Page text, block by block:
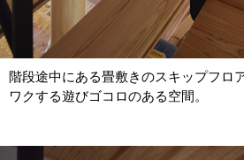
階段途中にある畳敷きのスキップフロ
ワクする遊びゴコロのある空間。